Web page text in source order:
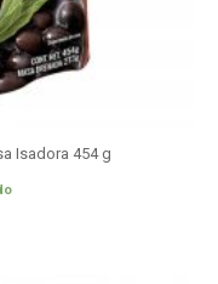
Isadora 454 g